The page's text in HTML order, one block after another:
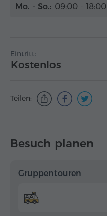
Mo. - So.: 09:00 - 18:00
Eintritt:
Kostenlos
Teilen:
Besuch planen
Gruppentouren